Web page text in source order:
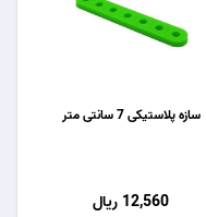
سازه پلاستیکی 7 سانتی متر
12,560 ریال